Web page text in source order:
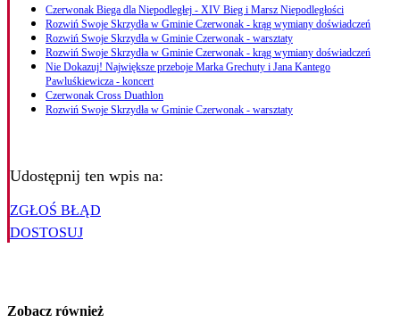
Czerwonak Biega dla Niepodległej - XIV Bieg i Marsz Niepodległości
Rozwiń Swoje Skrzydła w Gminie Czerwonak - krąg wymiany doświadczeń
Rozwiń Swoje Skrzydła w Gminie Czerwonak - warsztaty
Rozwiń Swoje Skrzydła w Gminie Czerwonak - krąg wymiany doświadczeń
Nie Dokazuj! Największe przeboje Marka Grechuty i Jana Kantego
Pawluśkiewicza - koncert
Czerwonak Cross Duathlon
Rozwiń Swoje Skrzydła w Gminie Czerwonak - warsztaty
Udostępnij ten wpis na:
ZGŁOŚ BŁĄD
DOSTOSUJ
Zobacz również